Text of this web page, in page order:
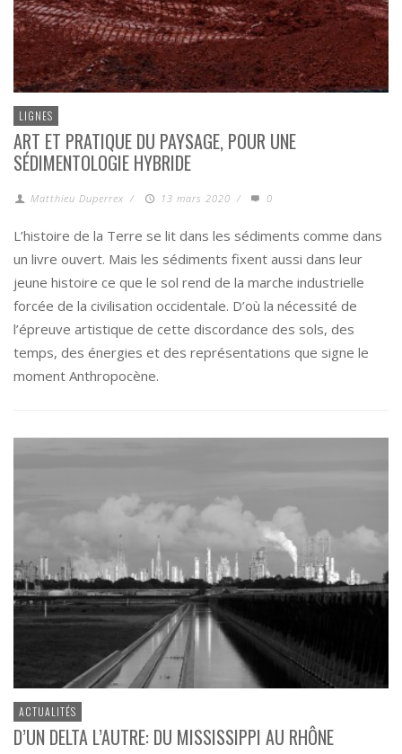
LIGNES
ART ET PRATIQUE DU PAYSAGE, POUR UNE
SÉDIMENTOLOGIE HYBRIDE
Matthieu Duperrex / 13 mars 2020 / 0
L’histoire de la Terre se lit dans les sédiments comme dans
un livre ouvert. Mais les sédiments fixent aussi dans leur
jeune histoire ce que le sol rend de la marche industrielle
forcée de la civilisation occidentale. D’où la nécessité de
l’épreuve artistique de cette discordance des sols, des
temps, des énergies et des représentations que signe le
moment Anthropocène.
ACTUALITÉS
D’UN DELTA L’AUTRE: DU MISSISSIPPI AU RHÔNE